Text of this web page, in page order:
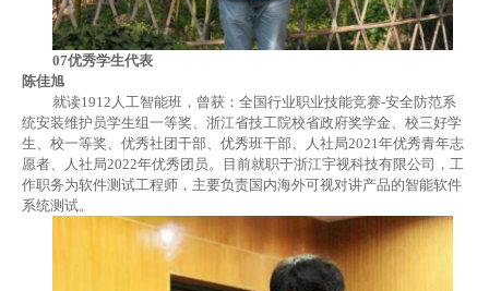
07优秀学生代表
陈佳旭
就读1912 人工智能班， 曾获 ：全国行业职业技能竞赛-安全防范系
统安装维护员学生组一等奖、浙江省技工院校省政府奖学金、校三好学
生、校一等奖、优秀社团干部、优秀班干部、人社局2021年优秀青年志
愿者、人社局2022年优秀团员。目前就职于浙江宇视科技有限公司，工
作职务为软件测试工程师，主要负责国内海外可视对讲产品的智能软件
系统测试。